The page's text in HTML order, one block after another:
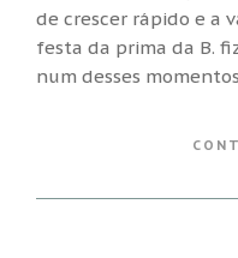
de crescer rápido e a
festa da prima da B.
num desses